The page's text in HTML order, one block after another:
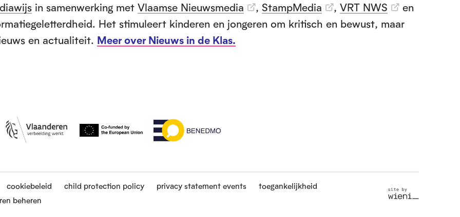
in samenwerking met Vlaamse Nieuwsmedia , StampMedia , VRT NWS
en
Het stimuleert kinderen en jongeren om kritisch en bewust, maar
en actualiteit. Meer over Nieuws in de Klas.
cookiebeleid child protection policy privacy statement events
toegankelijkheid
beheren
S